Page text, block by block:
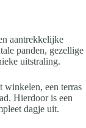
aantrekkelijke
panden, gezellige
uitstraling.
winkelen, een terras
Hierdoor is een
dagje uit.